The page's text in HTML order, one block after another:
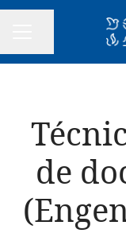
MENÚ DE EMPLEO
Compartir
de